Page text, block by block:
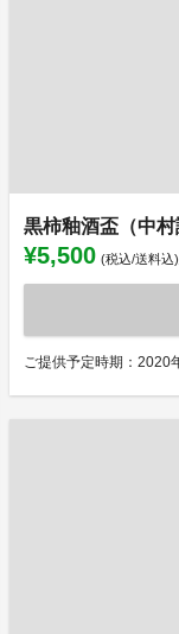
黒柿釉酒盃（中村
¥5,500 (税込/送料込)
ご提供予定時期：2020